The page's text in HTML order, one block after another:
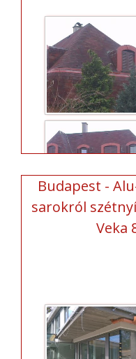
Budapest -
sarokról
Veka